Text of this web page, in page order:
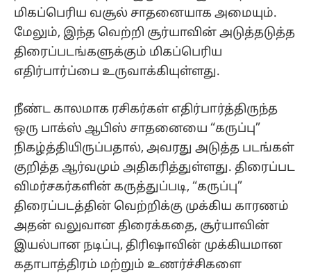
மிகப்பெரிய வசூல் சாதனையாக அமையும்.
மேலும், இந்த வெற்றி சூர்யாவின் அடுத்தடுத்த
திரைப்படங்களுக்கும் மிகப்பெரிய
எதிர்பார்ப்பை உருவாக்கியுள்ளது.
நீண்ட காலமாக ரசிகர்கள் எதிர்பார்த்திருந்த
ஒரு பாக்ஸ் ஆபிஸ் சாதனையை “கருப்பு”
நிகழ்த்தியிருப்பதால், அவரது அடுத்த படங்கள்
குறித்த ஆர்வமும் அதிகரித்துள்ளது. திரைப்பட
விமர்சகர்களின் கருத்துப்படி, “கருப்பு”
திரைப்படத்தின் வெற்றிக்கு முக்கிய காரணம்
அதன் வலுவான திரைக்கதை, சூர்யாவின்
இயல்பான நடிப்பு, திரிஷாவின் முக்கியமான
கதாபாத்திரம் மற்றும் உணர்ச்சிகளை